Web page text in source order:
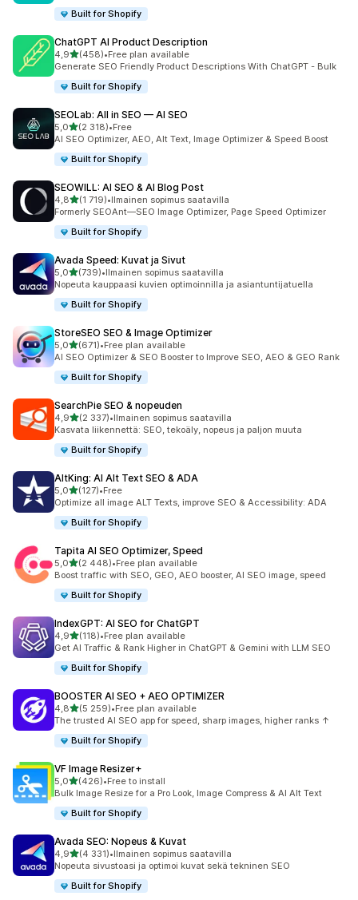
Built for Shopify
ChatGPT AI Product Description
4,9/ 5 tähteä
(458)
458 arvostelua yhteensä
•Free plan available
Generate SEO Friendly Product Descriptions With ChatGPT - Bulk
Built for Shopify
SEOLab: All in SEO — AI SEO
5,0/ 5 tähteä
(2 318)
2318 arvostelua yhteensä
•Free
AI SEO Optimizer, AEO, Alt Text, Image Optimizer & Speed Boost
Built for Shopify
SEOWILL: AI SEO & AI Blog Post
4,8/ 5 tähteä
(1 719)
1719 arvostelua yhteensä
•Ilmainen sopimus saatavilla
Formerly SEOAnt—SEO Image Optimizer, Page Speed Optimizer
Built for Shopify
Avada Speed: Kuvat ja Sivut
5,0/ 5 tähteä
(739)
739 arvostelua yhteensä
•Ilmainen sopimus saatavilla
Nopeuta kauppaasi kuvien optimoinnilla ja asiantuntijatuella
Built for Shopify
StoreSEO SEO & Image Optimizer
5,0/ 5 tähteä
(671)
671 arvostelua yhteensä
•Free plan available
AI SEO Optimizer & SEO Booster to Improve SEO, AEO & GEO Rank
Built for Shopify
SearchPie SEO & nopeuden
4,9/ 5 tähteä
(2 337)
2337 arvostelua yhteensä
•Ilmainen sopimus saatavilla
Kasvata liikennettä: SEO, tekoäly, nopeus ja paljon muuta
Built for Shopify
AltKing: AI Alt Text SEO & ADA
5,0/ 5 tähteä
(127)
127 arvostelua yhteensä
•Free
Optimize all image ALT Texts, improve SEO & Accessibility: ADA
Built for Shopify
Tapita AI SEO Optimizer, Speed
5,0/ 5 tähteä
(2 448)
2448 arvostelua yhteensä
•Free plan available
Boost traffic with SEO, GEO, AEO booster, AI SEO image, speed
Built for Shopify
IndexGPT: AI SEO for ChatGPT
4,9/ 5 tähteä
(118)
118 arvostelua yhteensä
•Free plan available
Get AI Traffic & Rank Higher in ChatGPT & Gemini with LLM SEO
Built for Shopify
BOOSTER AI SEO + AEO OPTIMIZER
4,8/ 5 tähteä
(5 259)
5259 arvostelua yhteensä
•Free plan available
The trusted AI SEO app for speed, sharp images, higher ranks ↑
Built for Shopify
VF Image Resizer+
5,0/ 5 tähteä
(426)
426 arvostelua yhteensä
•Free to install
Bulk Image Resize for a Pro Look, Image Compress & AI Alt Text
Built for Shopify
Avada SEO: Nopeus & Kuvat
4,9/ 5 tähteä
(4 331)
4331 arvostelua yhteensä
•Ilmainen sopimus saatavilla
Nopeuta sivustoasi ja optimoi kuvat sekä tekninen SEO
Built for Shopify